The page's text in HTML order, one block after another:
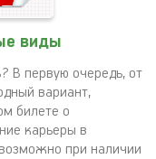
виды
В первую очередь, от
вариант,
билете о
карьеры в
при наличии